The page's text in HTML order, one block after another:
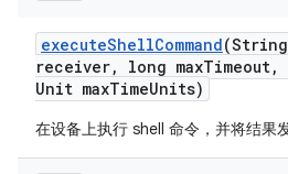
executeShellCommand(String
receiver, long maxTimeout,
Unit maxTimeUnits)
在设备上执行 shell 命令，并将结果